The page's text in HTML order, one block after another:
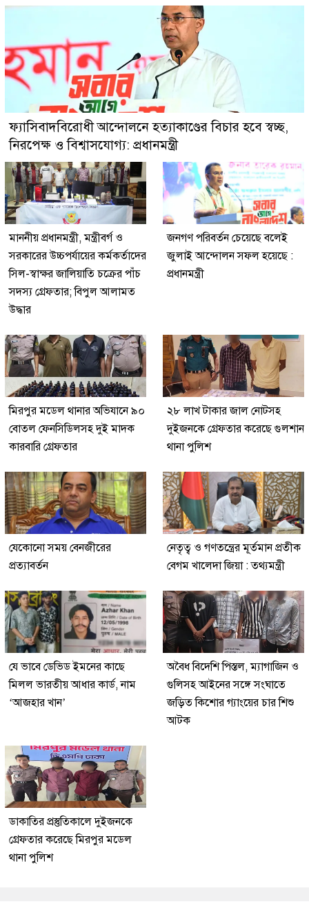
ফ্যাসিবাদবিরোধী আন্দোলনে হত্যাকাণ্ডের বিচার হবে স্বচ্ছ,
নিরপেক্ষ ও বিশ্বাসযোগ্য: প্রধানমন্ত্রী
মাননীয় প্রধানমন্ত্রী, মন্ত্রীবর্গ ও
সরকারের উচ্চপর্যায়ের কর্মকর্তাদের
সিল-স্বাক্ষর জালিয়াতি চক্রের পাঁচ
সদস্য গ্রেফতার; বিপুল আলামত
উদ্ধার
জনগণ পরিবর্তন চেয়েছে বলেই
জুলাই আন্দোলন সফল হয়েছে :
প্রধানমন্ত্রী
মিরপুর মডেল থানার অভিযানে ৯০
বোতল ফেনসিডিলসহ দুই মাদক
কারবারি গ্রেফতার
২৮ লাখ টাকার জাল নোটসহ
দুইজনকে গ্রেফতার করেছে গুলশান
থানা পুলিশ
যেকোনো সময় বেনজীরের
প্রত্যাবর্তন
নেতৃত্ব ও গণতন্ত্রের মূর্তমান প্রতীক
বেগম খালেদা জিয়া : তথ্যমন্ত্রী
যে ভাবে ডেভিড ইমনের কাছে
মিলল ভারতীয় আধার কার্ড, নাম
‘আজহার খান’
অবৈধ বিদেশি পিস্তল, ম্যাগাজিন ও
গুলিসহ আইনের সঙ্গে সংঘাতে
জড়িত কিশোর গ্যাংয়ের চার শিশু
আটক
ডাকাতির প্রস্তুতিকালে দুইজনকে
গ্রেফতার করেছে মিরপুর মডেল
থানা পুলিশ